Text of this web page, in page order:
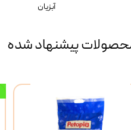
آبزیان
پیشنهاد شده